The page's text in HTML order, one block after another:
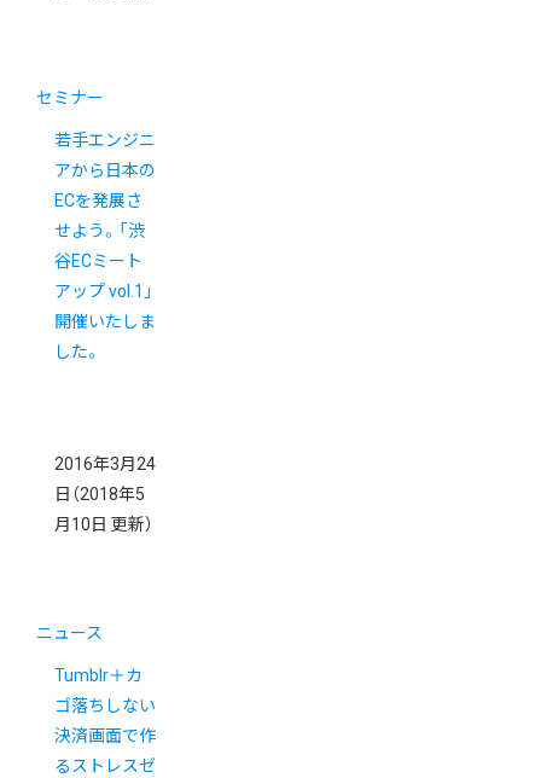
セミナー
若手エンジニ
アから日本の
ECを発展さ
せよう。「渋
谷ECミート
アップ vol.1」
開催いたしま
した。
2016年3月24
日 （2018年5
月10日 更新）
ニュース
Tumblr＋カ
ゴ落ちしない
決済画面で作
るストレスゼ